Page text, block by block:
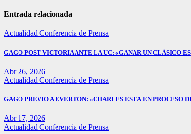
entradas
Entrada relacionada
Actualidad Conferencia de Prensa
GAGO POST VICTORIA ANTE LA UC: «GANAR UN CLÁSICO
Abr 26, 2026
Actualidad Conferencia de Prensa
GAGO PREVIO A EVERTON: «CHARLES ESTÁ EN PROCESO
Abr 17, 2026
Actualidad Conferencia de Prensa